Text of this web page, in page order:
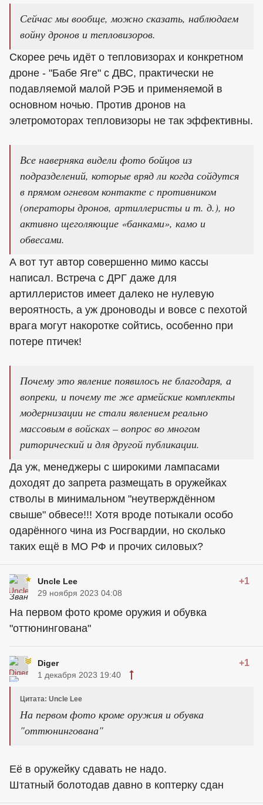
Сейчас мы вообще, можно сказать, наблюдаем
войну дронов и тепловизоров.
Скорее речь идёт о тепловизорах и конкретном
дроне - "Бабе Яге" с ДВС, практически не
подавляемой малой РЭБ и применяемой в
основном ночью. Против дронов на
элетромоторах тепловизоры не так эффективны.
Все наверняка видели фото бойцов из
подразделений, которые вряд ли когда сойдутся
в прямом огневом контакте с противником
(операторы дронов, артиллеристы и т. д.), но
активно щеголяющие «банками», камо и
обвесами.
А вот тут автор совершенно мимо кассы
написал. Встреча с ДРГ даже для
артиллеристов имеет далеко не нулевую
вероятность, а уж дроноводы и вовсе с пехотой
врага могут накоротке сойтись, особенно при
потере птичек!
Почему это явление появилось не благодаря, а
вопреки, и почему те же армейские комплекты
модернизации не стали явлением реально
массовым в войсках – вопрос во многом
риторический и для другой публикации.
Да уж, менеджеры с широкими лампасами
доходят до запрета размещать в оружейках
стволы в минимальном "неутверждённом
свыше" обвесе!!! Хотя вроде потыкали особо
одарённого чина из Росгвардии, но сколько
таких ещё в МО РФ и прочих силовых?
Uncle Lee +1
29 ноября 2023 04:08
На первом фото кроме оружия и обувка
"оттюнингована"
Diger +1
1 декабря 2023 19:40
Цитата: Uncle Lee
На первом фото кроме оружия и обувка
"оттюнингована"
Её в оружейку сдавать не надо.
Штатный болотодав давно в коптерку сдан